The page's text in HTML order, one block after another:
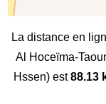
La distance en
Al Hoceïma-
Hssen) est88.13